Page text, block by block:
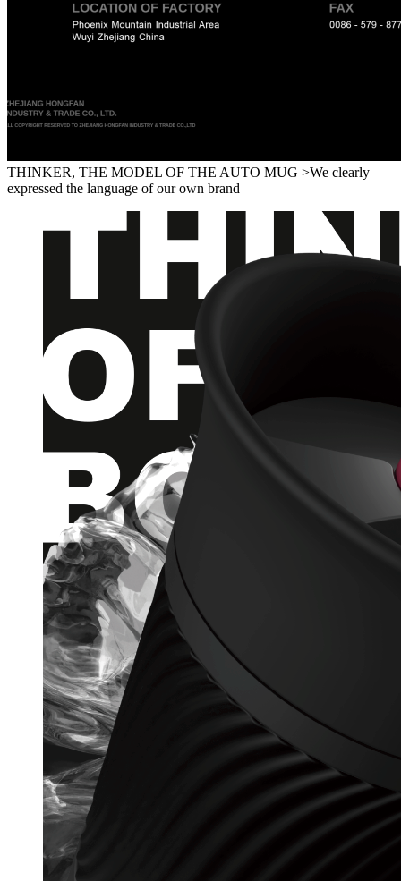
THINKER, THE MODEL OF THE AUTO MUG >We clearly
expressed the language of our own brand